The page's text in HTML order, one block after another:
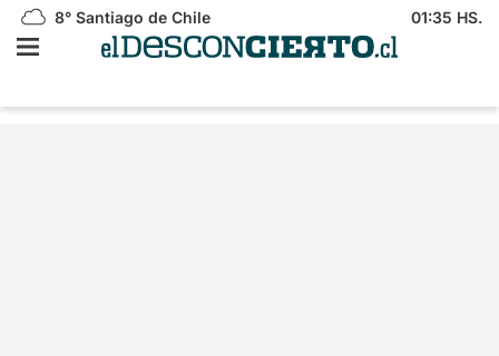
8° Santiago de Chile 01:35 HS.